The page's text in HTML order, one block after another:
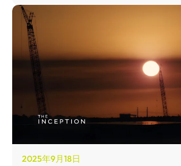
2025年9月18日